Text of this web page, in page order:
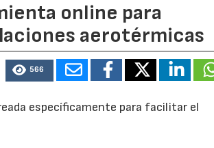
online para
aerotérmicas
566
específicamente para facilitar el